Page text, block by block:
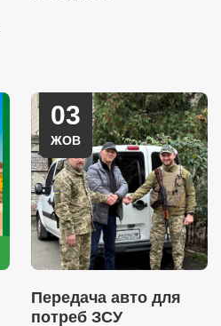
03
ЖОВ
Передача авто для
потреб ЗСУ